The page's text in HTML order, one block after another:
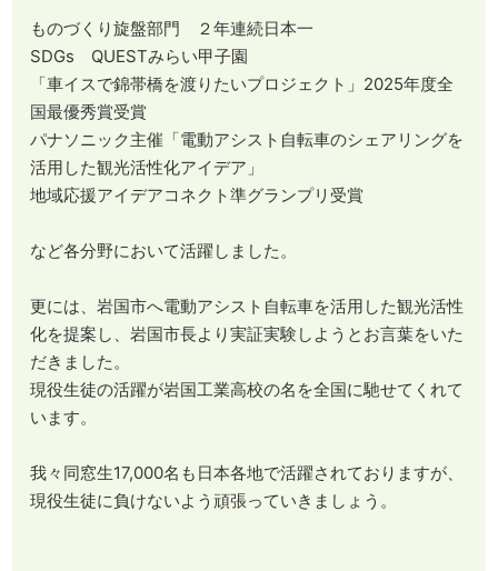
ものづくり旋盤部門 ２年連続日本一
SDGs QUESTみらい甲子園
「車イスで錦帯橋を渡りたいプロジェクト」2025年度全
国最優秀賞受賞
パナソニック主催「電動アシスト自転車のシェアリングを
活用した観光活性化アイデア」
地域応援アイデアコネクト準グランプリ受賞
など各分野において活躍しました。
更には、岩国市へ電動アシスト自転車を活用した観光活性
化を提案し、岩国市長より実証実験しようとお言葉をいた
だきました。
現役生徒の活躍が岩国工業高校の名を全国に馳せてくれて
います。
​​​​​​​我々同窓生17,000名も日本各地で活躍されておりますが、
現役生徒に負けないよう頑張っていきましょう。